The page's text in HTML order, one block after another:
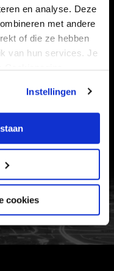
en analyse. Deze
met andere
of die ze hebben
van hun services. Je
Cookiepagina.
Instellingen
cookies